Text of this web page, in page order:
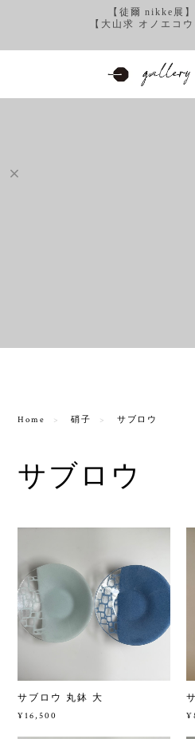
【徒爾 nikke展
【大山求 オノエコ
Home 硝子 サブロウ
サブロウ
サブロウ 丸鉢 大
¥16,500